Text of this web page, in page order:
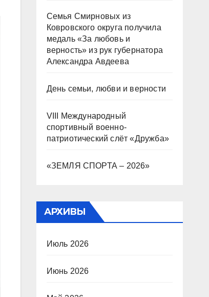
Семья Смирновых из
Ковровского округа получила
медаль «За любовь и
верность» из рук губернатора
Александра Авдеева
День семьи, любви и верности
VIII Международный
спортивный военно-
патриотический слёт «Дружба»
«ЗЕМЛЯ СПОРТА – 2026»
АРХИВЫ
Июль 2026
Июнь 2026